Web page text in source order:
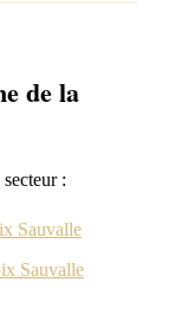
de la
:
Sauvalle
Sauvalle